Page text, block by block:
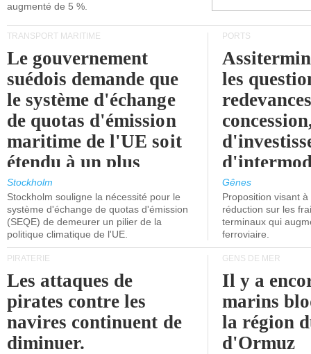
augmenté de 5 %.
TRANSPORT MARITIME
Le gouvernement
suédois demande que
le système d'échange
de quotas d'émission
maritime de l'UE soit
étendu à un plus
grand nombre de
navires.
Stockholm
Stockholm souligne la nécessité pour le
système d'échange de quotas d'émission
(SEQE) de demeurer un pilier de la
politique climatique de l'UE.
PORTS
les
l'attention
politiciens.
Gênes
Proposition visant
réduction sur les
terminaux qui
ferroviaire.
PIRATERIE
Les attaques de
pirates contre les
navires continuent de
diminuer.
GENS DE MER
Il y a
marins
la région
d'Ormuz